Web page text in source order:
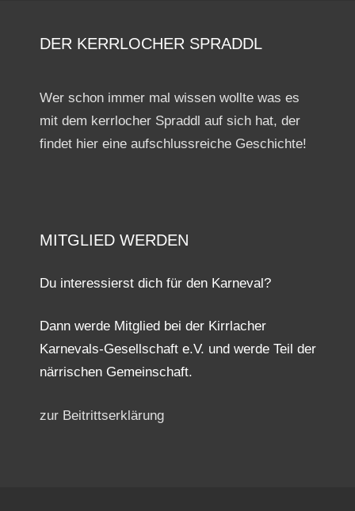
DER KERRLOCHER SPRADDL
Wer schon immer mal wissen wollte was es
mit dem kerrlocher Spraddl auf sich hat, der
findet hier eine aufschlussreiche Geschichte!
MITGLIED WERDEN
Du interessierst dich für den Karneval?
Dann werde Mitglied bei der Kirrlacher
Karnevals-Gesellschaft e.V. und werde Teil der
närrischen Gemeinschaft.
zur Beitrittserklärung